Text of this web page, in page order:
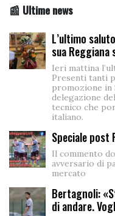
📰 Ultime news
L’ultimo
sua
Ieri mattina
Presenti tanti
promozione in
delegazione
tecnico che
italiano.
Speciale post
Il commento
avversario di
mercato
Bertagnoli:
di andare.